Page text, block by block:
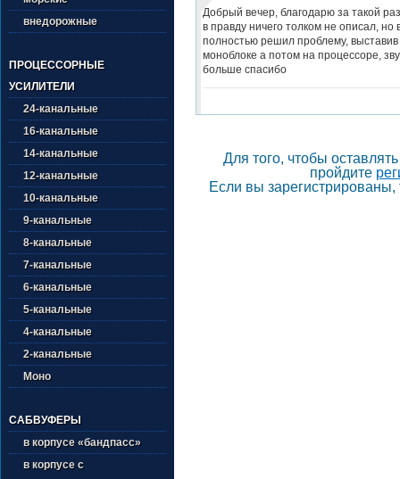
внедорожные
ПРОЦЕССОРНЫЕ
УСИЛИТЕЛИ
24-канальные
16-канальные
14-канальные
12-канальные
10-канальные
9-канальные
8-канальные
7-канальные
6-канальные
5-канальные
4-канальные
2-канальные
Моно
САБВУФЕРЫ
в корпусе «бандпасс»
в корпусе с
Добрый вечер, благодарю за такой
в правду ничего толком не описал, но
полностью решил проблему,
моноблоке а потом на процессоре,
больше спасибо
Для того, чтобы
пройдите
Если вы